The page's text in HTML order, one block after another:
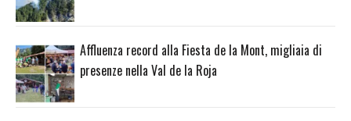
Affluenza record alla Fiesta de la Mont, migliaia di
presenze nella Val de la Roja